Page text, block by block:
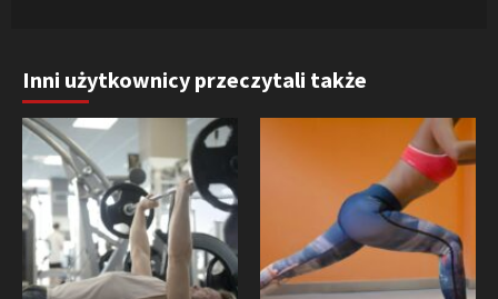
Inni użytkownicy przeczytali także